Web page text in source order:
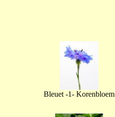
Bleuet -1- Korenbloem